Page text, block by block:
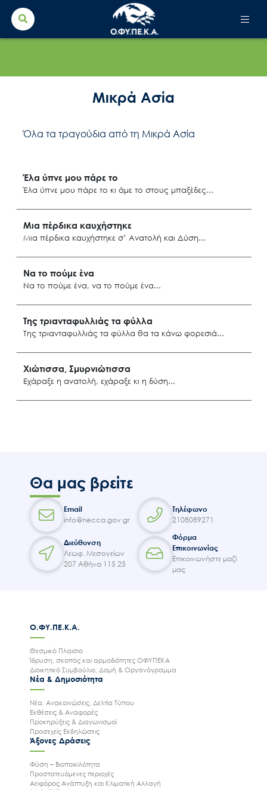
Search
for:
Search
for:
Ο.ΦΥ.ΠΕ.Κ.Α.
Νέα – Δημοσιότητα
Άξονες δράσης
Μ.Δ.Π.Π.
Μικρά Ασία
Όλα τα τραγούδια από τη Μικρά Ασία
Έλα ύπνε μου πάρε το
Έλα ύπνε μου πάρε το κι άμε το στους μπαξέδες
Μια πέρδικα καυχήστηκε
Μια πέρδικα καυχήστηκε σ’ Ανατολή και Δύση
Ρεΐσντερέ Ερυθραίας
Να το πούμε ένα
Να το πούμε ένα, να το πούμε ένα
Μικρά Ασία
Της τριανταφυλλιάς τα φύλλα
Της τριανταφυλλιάς τα φύλλα θα τα κάνω φορεσιά
Μπαϊντίρι Σμύρνης
Χιώτισσα, Σμυρνιώτισσα
Εχάραξε η ανατολή, εχάραξε κι η δύση
Θα μας βρείτε
Email
info@necca.gov.gr
Τηλέφωνο
2108089271
Διεύθυνση
Λεωφ. Μεσογείων
207 Αθήνα 115 25
Φόρμα
Επικοινωνίας
Επικοινωνήστε μαζί
μας
Ο.ΦΥ.ΠΕ.Κ.Α.
Θεσμικό Πλαισιο
Ίδρυση, σκοπός και αρμοδιότητες ΟΦΥΠΕΚΑ
Διοικητικό Συμβούλιο, Δομή & Οργανόγραμμα
Νέα & Δημοσιότητα
Νέα, Ανακοινώσεις, Δελτία Τύπου
Εκθέσεις & Αναφορές
Προκηρύξεις & Διαγωνισμοί
Προσεχείς Εκδηλώσεις
Άξονες Δράσεις
Φύση – Βιοποικιλότητα
Προστατευόμενες περιοχές
Αειφόρος Ανάπτυξη και Κλιματική Αλλαγή